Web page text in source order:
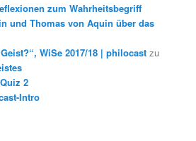
zum Wahrheitsbegriff
und Thomas von Aquin über das
WiSe 2017/18 | philocast zu
2
Intro